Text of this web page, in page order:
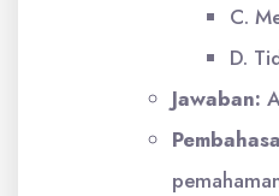
C.
D.
Jawaban: